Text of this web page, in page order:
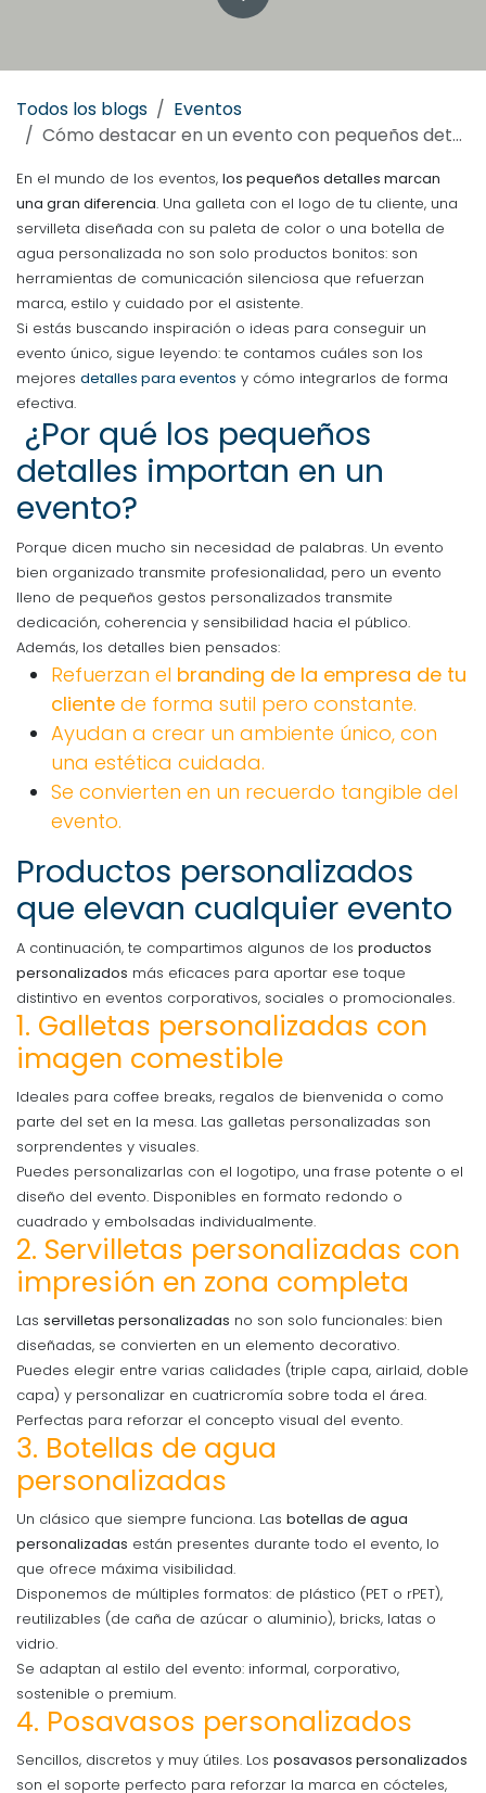
Todos los blogs
Eventos
Cómo destacar en un evento con pequeños detalles personalizados
En el mundo de los eventos, los pequeños detalles marcan
una gran diferencia. Una galleta con el logo de tu cliente, una
servilleta diseñada con su paleta de color o una botella de
agua personalizada no son solo productos bonitos: son
herramientas de comunicación silenciosa que refuerzan
marca, estilo y cuidado por el asistente.
Si estás buscando inspiración o ideas para conseguir un
evento único, sigue leyendo: te contamos cuáles son los
mejores detalles para eventos y cómo integrarlos de forma
efectiva.
¿Por qué los pequeños
detalles importan en un
evento?
Porque dicen mucho sin necesidad de palabras. Un evento
bien organizado transmite profesionalidad, pero un evento
lleno de pequeños gestos personalizados transmite
dedicación, coherencia y sensibilidad hacia el público.
Además, los detalles bien pensados:
Refuerzan el branding de la empresa de tu
cliente de forma sutil pero constante.
Ayudan a crear un ambiente único, con
una estética cuidada.
Se convierten en un recuerdo tangible del
evento.
Productos personalizados
que elevan cualquier evento
A continuación, te compartimos algunos de los productos
personalizados más eficaces para aportar ese toque
distintivo en eventos corporativos, sociales o promocionales.
1. Galletas personalizadas con
imagen comestible
Ideales para coffee breaks, regalos de bienvenida o como
parte del set en la mesa. Las galletas personalizadas son
sorprendentes y visuales.
Puedes personalizarlas con el logotipo, una frase potente o el
diseño del evento. Disponibles en formato redondo o
cuadrado y embolsadas individualmente.
2. Servilletas personalizadas con
impresión en zona completa
Las servilletas personalizadas no son solo funcionales: bien
diseñadas, se convierten en un elemento decorativo.
Puedes elegir entre varias calidades (triple capa, airlaid, doble
capa) y personalizar en cuatricromía sobre toda el área.
Perfectas para reforzar el concepto visual del evento.
3. Botellas de agua
personalizadas
Un clásico que siempre funciona. Las botellas de agua
personalizadas están presentes durante todo el evento, lo
que ofrece máxima visibilidad.
Disponemos de múltiples formatos: de plástico (PET o rPET),
reutilizables (de caña de azúcar o aluminio), bricks, latas o
vidrio.
Se adaptan al estilo del evento: informal, corporativo,
sostenible o premium.
4. Posavasos personalizados
Sencillos, discretos y muy útiles. Los posavasos personalizados
son el soporte perfecto para reforzar la marca en cócteles,